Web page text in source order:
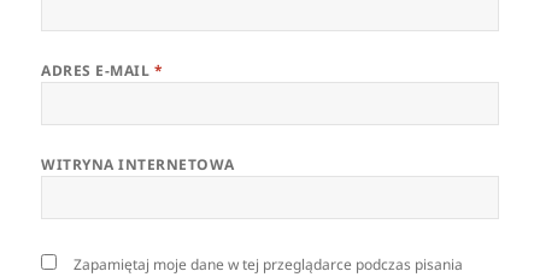
ADRES E-MAIL *
WITRYNA INTERNETOWA
Zapamiętaj moje dane w tej przeglądarce podczas pisania